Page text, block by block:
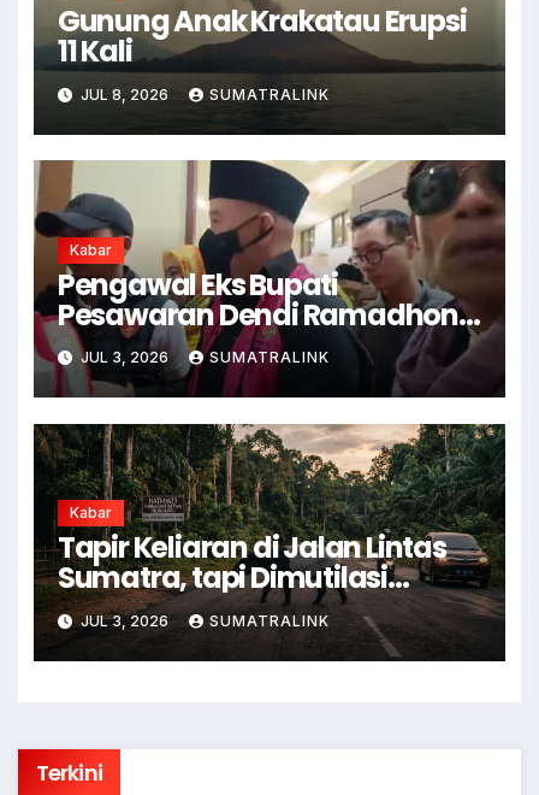
Gunung Anak Krakatau Erupsi
11 Kali
JUL 8, 2026 SUMATRALINK
Kabar
Pengawal Eks Bupati
Pesawaran Dendi Ramadhona
Pukul Kamera Wartawan
JUL 3, 2026 SUMATRALINK
Kabar
Tapir Keliaran di Jalan Lintas
Sumatra, tapi Dimutilasi
Warga
JUL 3, 2026 SUMATRALINK
Terkini